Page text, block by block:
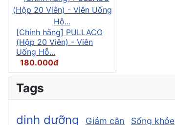
[Chính hãng] PULLACO
(Hộp 20 Viên) - Viên
Uống Hỗ...
180.000đ
Tags
dinh dưỡng Giảm cân Sống khỏe